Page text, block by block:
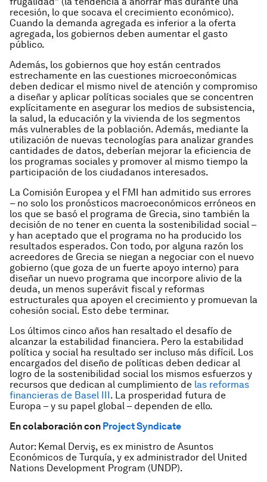
recesión, lo que socava el crecimiento económico).
Cuando la demanda agregada es inferior a la oferta
agregada, los gobiernos deben aumentar el gasto
público.
Además, los gobiernos que hoy están centrados
estrechamente en las cuestiones microeconómicas
deben dedicar el mismo nivel de atención y compromiso
a diseñar y aplicar políticas sociales que se concentren
explícitamente en asegurar los medios de subsistencia,
la salud, la educación y la vivienda de los segmentos
más vulnerables de la población. Además, mediante la
utilización de nuevas tecnologías para analizar grandes
cantidades de datos, deberían mejorar la eficiencia de
los programas sociales y promover al mismo tiempo la
participación de los ciudadanos interesados.
La Comisión Europea y el FMI han admitido sus errores
– no solo los pronósticos macroeconómicos erróneos en
los que se basó el programa de Grecia, sino también la
decisión de no tener en cuenta la sostenibilidad social –
y han aceptado que el programa no ha producido los
resultados esperados. Con todo, por alguna razón los
acreedores de Grecia se niegan a negociar con el nuevo
gobierno (que goza de un fuerte apoyo interno) para
diseñar un nuevo programa que incorpore alivio de la
deuda, un menos superávit fiscal y reformas
estructurales qua apoyen el crecimiento y promuevan la
cohesión social. Esto debe terminar.
Los últimos cinco años han resaltado el desafío de
alcanzar la estabilidad financiera. Pero la estabilidad
política y social ha resultado ser incluso más difícil. Los
encargados del diseño de políticas deben dedicar al
logro de la sostenibilidad social los mismos esfuerzos y
recursos que dedican al cumplimiento de las reformas
financieras de Basel III. La prosperidad futura de
Europa – y su papel global – dependen de ello.
En colaboración con Project Syndicate
Autor: Kemal Derviş, es ex ministro de Asuntos
Económicos de Turquía, y ex administrador del United
Nations Development Program (UNDP).